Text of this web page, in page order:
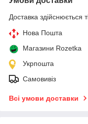
Доставка здійснюється
Нова Пошта
Магазини Rozetka
Укрпошта
Самовивіз
Всі умови доставки